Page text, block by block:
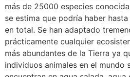
más de 25000 especies
se estima que podría haber
en total. Se han adaptado
prácticamente cualquier
más abundantes de la Tierra ya
individuos animales en el mundo